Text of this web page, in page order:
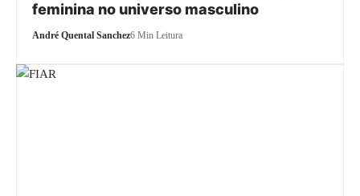
feminina no universo masculino
André Quental Sanchez6 Min Leitura